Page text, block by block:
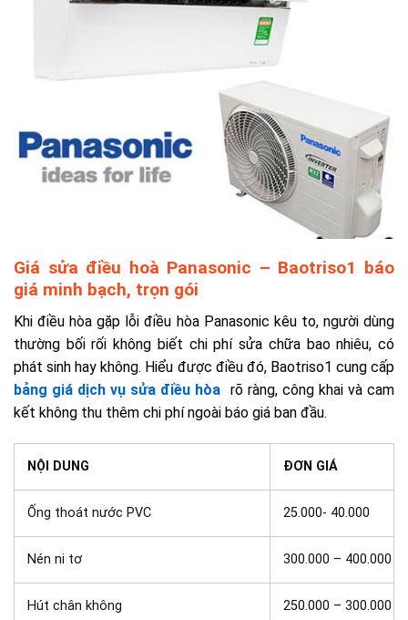
Giá sửa điều hoà Panasonic – Baotriso1 báo
giá minh bạch, trọn gói
Khi điều hòa gặp lỗi điều hòa Panasonic kêu to, người dùng
thường bối rối không biết chi phí sửa chữa bao nhiêu, có
phát sinh hay không. Hiểu được điều đó, Baotriso1 cung cấp
bảng giá dịch vụ sửa điều hòa rõ ràng, công khai và cam
kết không thu thêm chi phí ngoài báo giá ban đầu.
NỘI DUNG ĐƠN GIÁ
Ống thoát nước PVC 25.000- 40.000
Nén ni tơ 300.000 – 400.000
Hút chân không 250.000 – 300.000